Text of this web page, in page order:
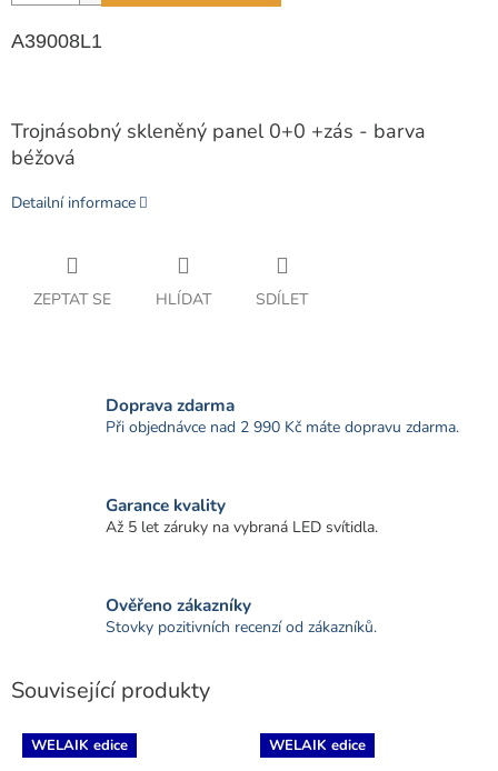
A39008L1
Trojnásobný skleněný panel 0+0 +zás - barva
béžová
Detailní informace
ZEPTAT SE HLÍDAT SDÍLET
Doprava zdarma
Při objednávce nad 2 990 Kč máte dopravu zdarma.
Garance kvality
Až 5 let záruky na vybraná LED svítidla.
Ověřeno zákazníky
Stovky pozitivních recenzí od zákazníků.
Související produkty
WELAIK edice WELAIK edice